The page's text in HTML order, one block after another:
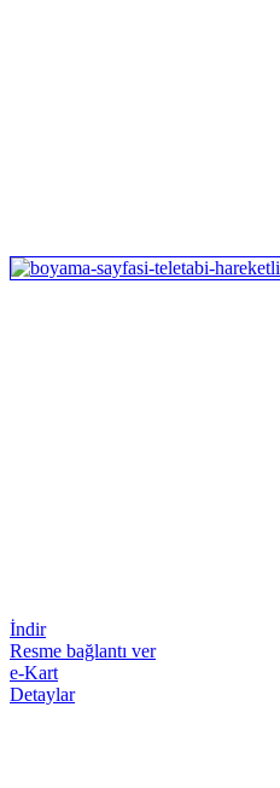
İndir
Resme bağlantı ver
e-Kart
Detaylar